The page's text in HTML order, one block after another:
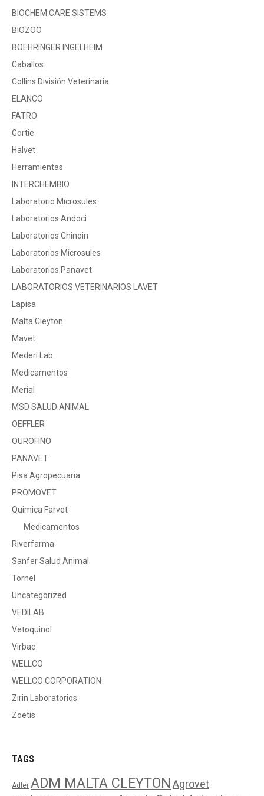
BIOCHEM CARE SISTEMS
BIOZOO
BOEHRINGER INGELHEIM
Caballos
Collins División Veterinaria
ELANCO
FATRO
Gortie
Halvet
Herramientas
INTERCHEMBIO
Laboratorio Microsules
Laboratorios Andoci
Laboratorios Chinoin
Laboratorios Microsules
Laboratorios Panavet
LABORATORIOS VETERINARIOS LAVET
Lapisa
Malta Cleyton
Mavet
Mederi Lab
Medicamentos
Merial
MSD SALUD ANIMAL
OEFFLER
OUROFINO
PANAVET
Pisa Agropecuaria
PROMOVET
Quimica Farvet
Medicamentos
Riverfarma
Sanfer Salud Animal
Tornel
Uncategorized
VEDILAB
Vetoquinol
Virbac
WELLCO
WELLCO CORPORATION
Zirin Laboratorios
Zoetis
TAGS
Adler ADM MALTA CLEYTON Agrovet